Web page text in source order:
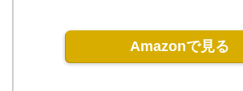
Amazonで見る